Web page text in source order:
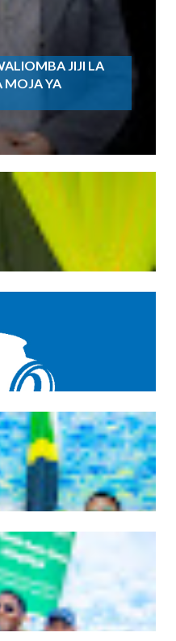
JIJI LA
MOJA YA